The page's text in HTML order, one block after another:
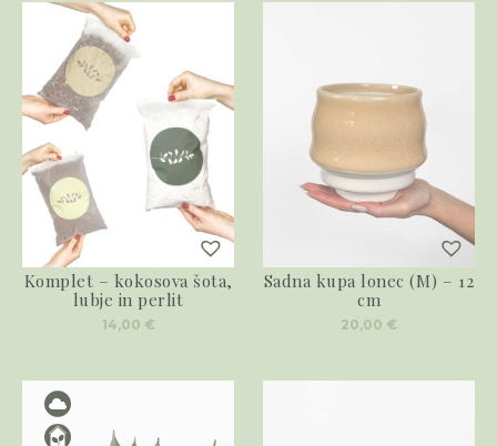
Komplet – kokosova šota,
lubje in perlit
14,00 €
Sadna kupa lonec (M) – 12
cm
20,00 €